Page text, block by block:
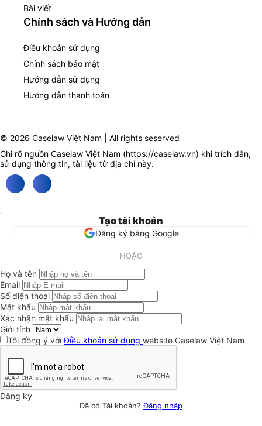
Bài viết
Chính sách và Hướng dẫn
Điều khoản sử dụng
Chính sách bảo mật
Hướng dẫn sử dụng
Hướng dẫn thanh toán
© 2026 Caselaw Việt Nam | All rights seserved
Ghi rõ nguồn Caselaw Việt Nam (https://caselaw.vn) khi trích dẫn,
sử dụng thông tin, tài liệu từ địa chỉ này.
Tạo tài khoản
Đăng ký bằng Google
HOẶC
Họ và tên
Email
Số điện thoại
Mật khẩu
Xác nhận mật khẩu
Giới tính
Tôi đồng ý vớiĐiều khoản sử dụng website Caselaw Việt Nam
Đăng ký
Đã có Tài khoản?Đăng nhập